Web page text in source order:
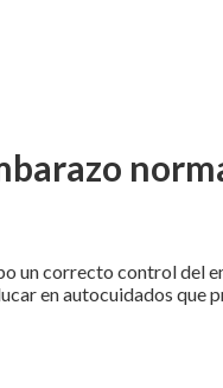
un correcto control del
en autocuidados que